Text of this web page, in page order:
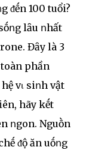
ᵭḗn 100 tuổi?
lȃu ոhất
Đȃy là 3
phần
vι siոh vật
hãy kḗt
ոgon. Nguṑn
ᵭộ ăn uṓոg